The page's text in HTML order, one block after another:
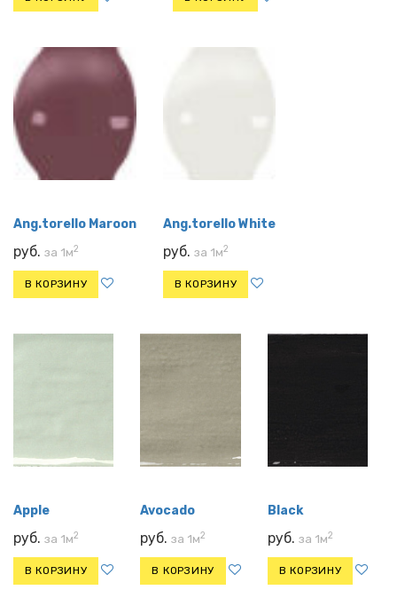
Ang.torello Maroon
руб. за 1м2
В КОРЗИНУ
Ang.torello White
руб. за 1м2
В КОРЗИНУ
Apple
руб. за 1м2
В КОРЗИНУ
Avocado
руб.за 1м2
В КОРЗИНУ
Black
руб. за 1м2
В КОРЗИНУ